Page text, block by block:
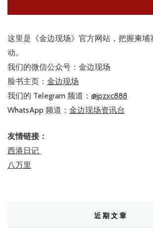
这里是《金边现场》官方网站，把握柬埔
动。
我们的微信公众号：金边现场
脸书主页： 金边现场
我们的 Telegram 频道： @jpzxc888
WhatsApp 频道： 金边现场资讯台
友情链接：
西港日记
八万里
近期文章